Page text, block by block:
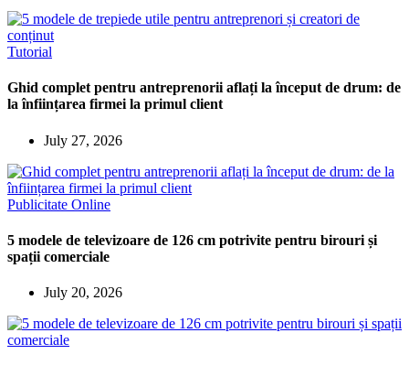
Tutorial
Ghid complet pentru antreprenorii aflați la început de drum: de
la înființarea firmei la primul client
July 27, 2026
Publicitate Online
5 modele de televizoare de 126 cm potrivite pentru birouri și
spații comerciale
July 20, 2026